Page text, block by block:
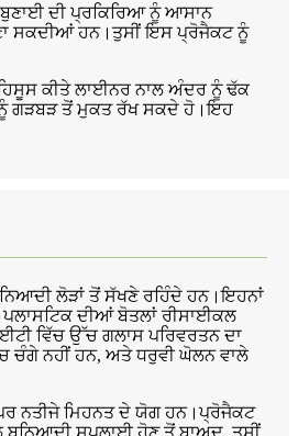
ਦੀ ਪ੍ਰਕਿਰਿਆ ਨੂੰ ਆਸਾਨ
ਸਕਦੀਆਂ ਹਨ।ਤੁਸੀਂ ਇਸ ਪ੍ਰੋਜੈਕਟ ਨੂੰ
ਕੀਤੇ ਲਾਈਨਰ ਨਾਲ ਅੰਦਰ ਨੂੰ ਢੱਕ
ਗੜਬੜ ਤੋਂ ਮੁਕਤ ਰੱਖ ਸਕਦੇ ਹੋ।ਇਹ
ਲੋੜਾਂ ਤੋਂ ਸੱਖਣੇ ਰਹਿੰਦੇ ਹਨ।ਇਹਨਾਂ
ਦੀਆਂ ਬੋਤਲਾਂ ਰੀਸਾਈਕਲ
ਵਿੱਚ ਉੱਚ ਗਲਾਸ ਪਰਿਵਰਤਨ ਦਾ
ਚੰਗੇ ਨਹੀਂ ਹਨ, ਅਤੇ ਧਰੁਵੀ ਘੋਲਨ ਵਾਲੇ
ਨਤੀਜੇ ਮਿਹਨਤ ਦੇ ਯੋਗ ਹਨ।ਪ੍ਰੋਜੈਕਟ
ਬੁਨਿਆਦੀ ਸਪਲਾਈ ਹੋਣ ਤੋਂ ਬਾਅਦ, ਤੁਸੀਂ